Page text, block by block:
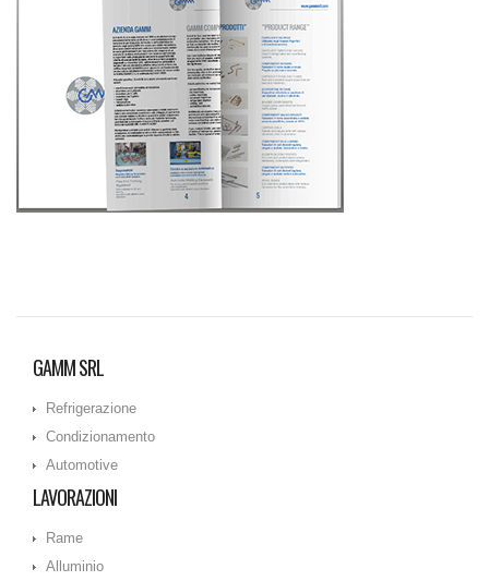
GAMM SRL
Refrigerazione
Condizionamento
Automotive
LAVORAZIONI
Rame
Alluminio